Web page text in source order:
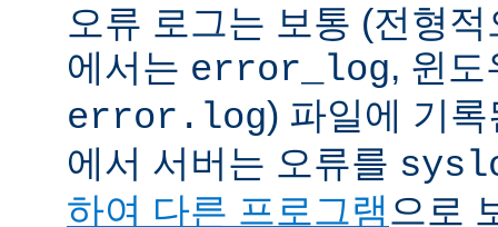
오류 로그는 보통 (전형
에서는 error_log, 윈
error.log) 파일에 기
에서 서버는 오류를
하여 다른 프로그램으로